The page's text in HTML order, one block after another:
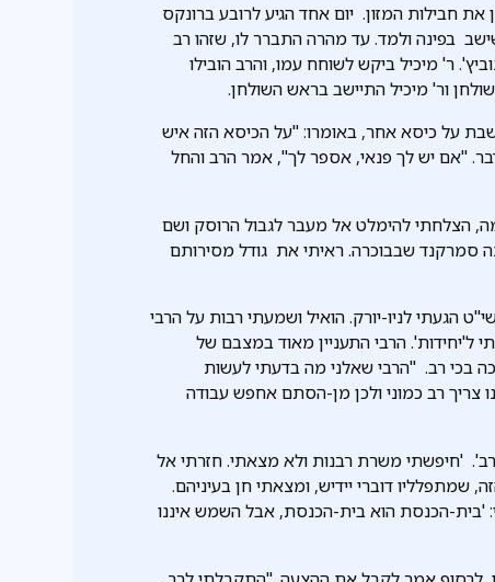
חבילות המזון. יום אחד הגיע לרובע ברונקס
בפינה ולמד. עד מהרה התברר לו, שזהו רב
ר' מיכיל ביקש לשוחח עמו, והרב הובילו
ור' מיכיל התיישב בראש השולחן.
על כיסא אחר, באומרו: "על הכיסא הזה איש
"אם יש לך פנאי, אספר לך", אמר הרב והחל
הצלחתי להימלט אל מעבר לגבול הרוסק ושם
סמרקנד שבבוכרה. ראיתי את גודל מסירותם
לניו-יורק. הואיל ושמעתי רבות על הרבי
ל'יחידות'. הרבי התעניין מאוד במצבם של
בכי רב. "הרבי שאלני מה בדעתי לעשות
צריך רב כמוני ולכן מן-הסתם אחפש עבודה
'חיפשתי משרת רבנות ולא מצאתי. חזרתי אל
דוברי יידיש, ומצאתי חן בעיניהם.
הכנסת הוא בית-הכנסת, אבל השמש איננו